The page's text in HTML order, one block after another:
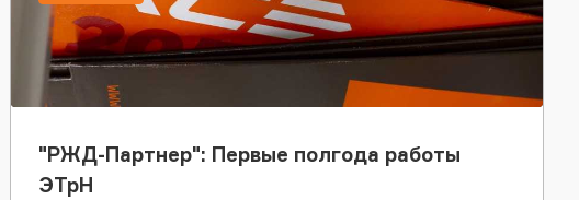
"РЖД-Партнер": Первые полгода работы
ЭТрН